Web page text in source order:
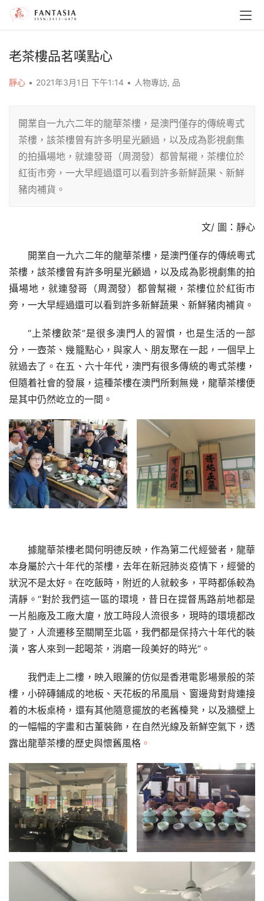
老茶樓品茗嘆點心
靜心 • 2021年3月1日 下午1:14 • 人物專訪, 品
開業自一九六二年的龍華茶樓，是澳門僅存的傳統粵式
茶樓，該茶樓曾有許多明星光顧過，以及成為影視劇集
的拍攝場地，就連發哥（周潤發）都曾幫襯，茶樓位於
紅街市旁，一大早經過還可以看到許多新鮮蔬果、新鮮
豬肉補貨。
文/ 圖：靜心
開業自一九六二年的龍華茶樓，是澳門僅存的傳統粵式
茶樓，該茶樓曾有許多明星光顧過，以及成為影視劇集的拍
攝場地，就連發哥（周潤發）都曾幫襯，茶樓位於紅街市
旁，一大早經過還可以看到許多新鮮蔬果、新鮮豬肉補貨。
“上茶樓飲茶”是很多澳門人的習慣，也是生活的一部
分，一壺茶、幾籠點心，與家人、朋友聚在一起，一個早上
就過去了。在五、六十年代，澳門有很多傳統的粵式茶樓，
但隨着社會的發展，這種茶樓在澳門所剩無幾，龍華茶樓便
是其中仍然屹立的一間。
據龍華茶樓老闆何明德反映，作為第二代經營者，龍華
本身屬於六十年代的茶樓，去年在新冠肺炎疫情下，經營的
狀況不是太好。在吃飯時，附近的人就較多，平時都係較為
清靜。“對於我們這一區的環境，昔日在提督馬路前地都是
一片船廠及工廠大廈，放工時段人流很多，現時的環境都改
變了，人流遷移至關閘至北區，我們都是保持六十年代的裝
潢，客人來到一起喝茶，消磨一段美好的時光”。
我們走上二樓，映入眼簾的仿似是香港電影場景般的茶
樓，小碎磚鋪成的地板、天花板的吊風扇、窗邊背對背連接
着的木板桌椅，還有其他隨意擺放的老舊檯凳，以及牆壁上
的一幅幅的字畫和古董裝飾，在自然光線及新鮮空氣下，透
露出龍華茶樓的歷史與懷舊風格 。